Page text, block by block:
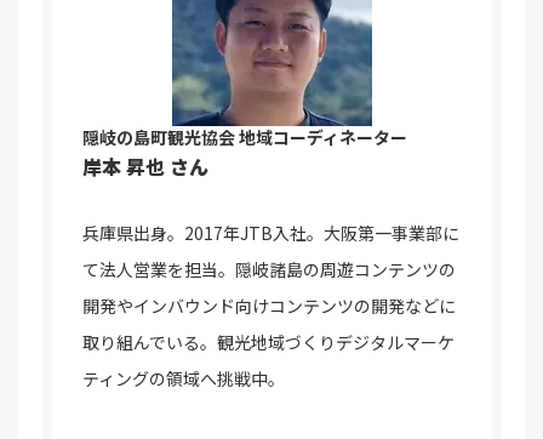
隠岐の島町観光協会 地域コーディネーター
岸本 昇也 さん
兵庫県出身。2017年JTB入社。大阪第一事業部に
て法人営業を担当。隠岐諸島の周遊コンテンツの
開発やインバウンド向けコンテンツの開発などに
取り組んでいる。観光地域づくりデジタルマーケ
ティングの領域へ挑戦中。